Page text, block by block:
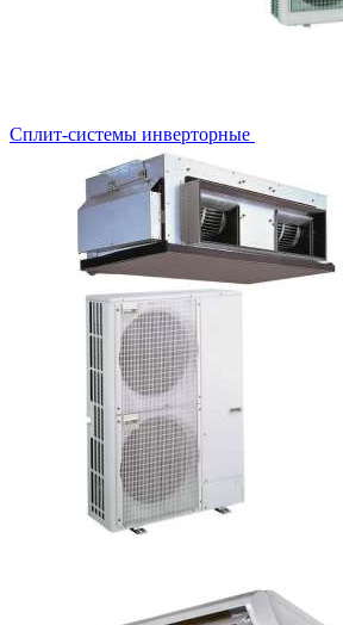
Сплит-системы инверторные